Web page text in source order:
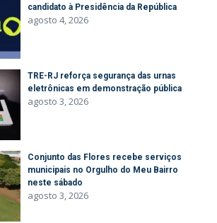
candidato à Presidência da República
agosto 4, 2026
TRE-RJ reforça segurança das urnas
eletrônicas em demonstração pública
agosto 3, 2026
Conjunto das Flores recebe serviços
municipais no Orgulho do Meu Bairro
neste sábado
agosto 3, 2026